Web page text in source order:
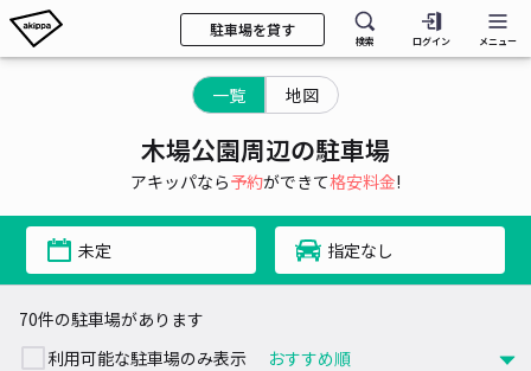
駐車場を貸す
検索 ログイン メニュー
一覧 地図
木場公園周辺の駐車場
アキッパなら予約ができて格安料金!
未定 指定なし
70件の駐車場があります
利用可能な駐車場のみ表示